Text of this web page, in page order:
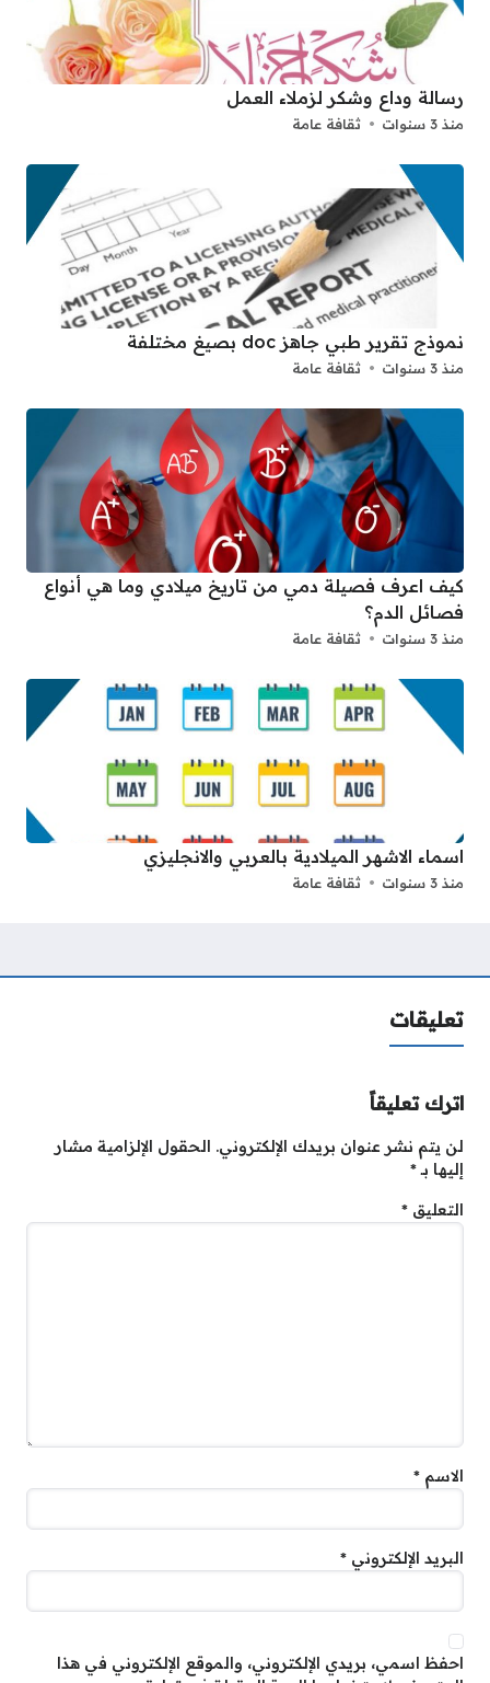
رسالة وداع وشكر لزملاء العمل
منذ 3 سنوات ثقافة عامة
نموذج تقرير طبي جاهز doc بصيغ مختلفة
منذ 3 سنوات ثقافة عامة
كيف اعرف فصيلة دمي من تاريخ ميلادي وما هي أنواع
فصائل الدم؟
منذ 3 سنوات ثقافة عامة
اسماء الاشهر الميلادية بالعربي والانجليزي
منذ 3 سنوات ثقافة عامة
تعليقات
اترك تعليقاً
لن يتم نشر عنوان بريدك الإلكتروني. الحقول الإلزامية مشار
إليها بـ*
التعليق *
الاسم *
البريد الإلكتروني *
احفظ اسمي، بريدي الإلكتروني، والموقع الإلكتروني في هذا